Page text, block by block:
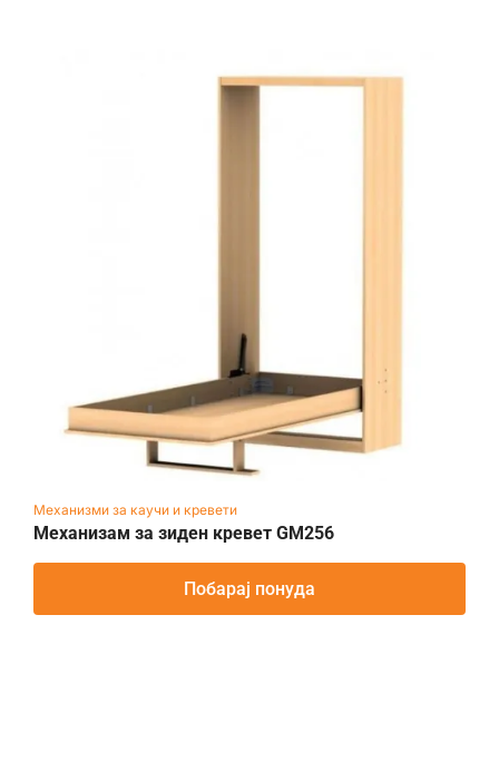
Механизми за каучи и кревети
Механизам за зиден кревет GM256
Побарај понуда